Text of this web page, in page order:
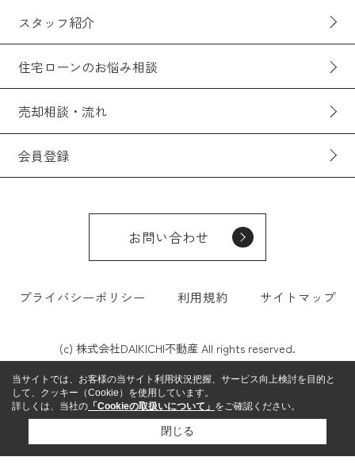
スタッフ紹介
住宅ローンのお悩み相談
売却相談・流れ
会員登録
お問い合わせ
プライバシーポリシー 利用規約 サイトマップ
(c) 株式会社DAIKICHI不動産 All rights reserved.
当サイトでは、お客様の当サイト利用状況把握、サービス向上検討を目的と
して、クッキー（Cookie）を使用しています。
詳しくは、当社の 「Cookieの取扱いについて」 をご確認ください。
閉じる